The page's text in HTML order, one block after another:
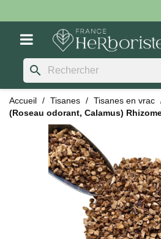
search
Accueil Tisanes Tisanes en vrac
(Roseau odorant, Calamus)